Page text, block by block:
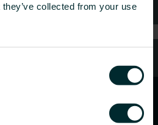
collected from your use